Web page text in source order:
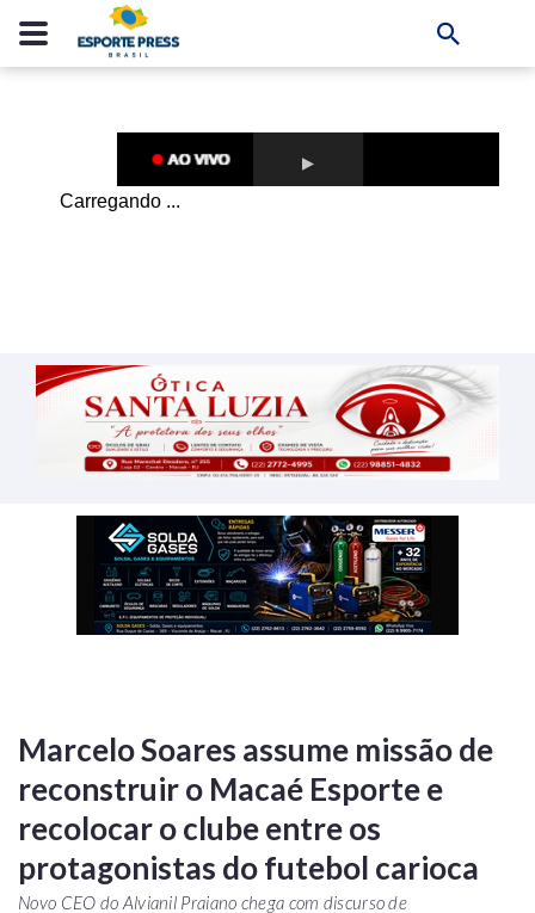
Marcelo Soares assume missão de
reconstruir o Macaé Esporte e
recolocar o clube entre os
protagonistas do futebol carioca
Novo CEO do Alvianil Praiano chega com discurso de